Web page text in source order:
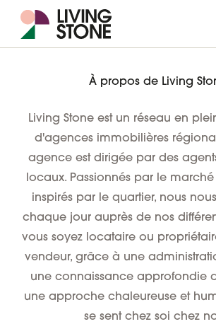
À propos de Living
Living Stone est un réseau en
d'agences immobilières
agence est dirigée par des
locaux. Passionnés par le
inspirés par le quartier, nous
chaque jour auprès de nos
vous soyez locataire ou
vendeur, grâce à une
une connaissance approfondie
une approche chaleureuse et
se sent chez soi chez